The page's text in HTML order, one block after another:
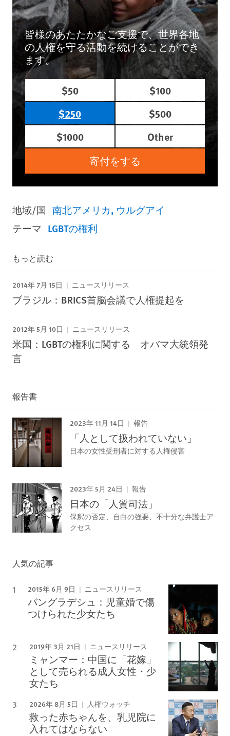
皆様のあたたかなご支援で、世界各地
の人権を守る活動を続けることができ
ます。
$50
$100
$250
$500
$1000
Other
寄付をする
地域/国 南北アメリカ ウルグアイ
テーマ LGBTの権利
もっと読む
2014年 7月 15日 ニュースリリース
ブラジル：BRICS首脳会議で人権提起を
2012年 5月 10日 ニュースリリース
米国：LGBTの権利に関する オバマ大統領発
言
報告書
2023年 11月 14日 報告
「人として扱われていない」
日本の女性受刑者に対する人権侵害
2023年 5月 24日 報告
日本の「人質司法」
保釈の否定、自白の強要、不十分な弁護士ア
クセス
人気の記事
2015年 6月 9日 ニュースリリース
バングラデシュ：児童婚で傷
つけられた少女たち
2019年 3月 21日 ニュースリリース
ミャンマー：中国に「花嫁」
として売られる成人女性・少
女たち
2026年 8月 5日 人権ウォッチ
救った赤ちゃんを、乳児院に
入れてはならない